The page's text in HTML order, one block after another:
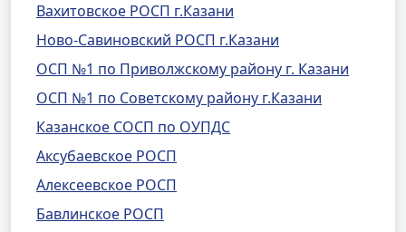
Вахитовское РОСП г.Казани
Ново-Савиновский РОСП г.Казани
ОСП №1 по Приволжскому району г. Казани
ОСП №1 по Советскому району г.Казани
Казанское СОСП по ОУПДС
Аксубаевское РОСП
Алексеевское РОСП
Бавлинское РОСП